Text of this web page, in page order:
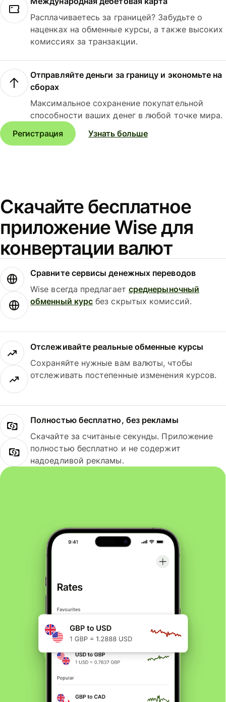
Расплачиваетесь за границей? Забудьте о
наценках на обменные курсы, а также высоких
комиссиях за транзакции.
Отправляйте деньги за границу и экономьте на
сборах
Максимальное сохранение покупательной
способности ваших денег в любой точке мира.
Регистрация
Узнать больше
Скачайте бесплатное
приложение Wise для
конвертации валют
Сравните сервисы денежных переводов
Wise всегда предлагает среднерыночный
обменный курс без скрытых комиссий.
Отслеживайте реальные обменные курсы
Сохраняйте нужные вам валюты, чтобы
отслеживать постепенные изменения курсов.
Полностью бесплатно, без рекламы
Скачайте за считаные секунды. Приложение
полностью бесплатно и не содержит
надоедливой рекламы.